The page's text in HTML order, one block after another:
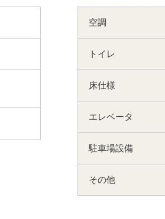
空調
トイレ
床仕様
エレベータ
駐車場設備
その他